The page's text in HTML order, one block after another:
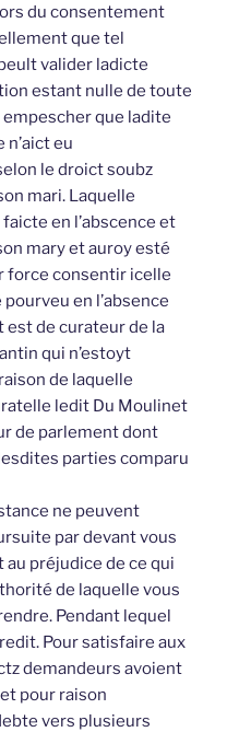
du consentement
que tel
valider ladicte
estant nulle de toute
empescher que ladite
eu
le droict soubz
mari. Laquelle
en l’abscence et
mary et auroy esté
force consentir icelle
en l’absence
de curateur de la
qui n’estoyt
de laquelle
ledit Du Moulinet
de parlement dont
parties comparu
ne peuvent
par devant vous
préjudice de ce qui
de laquelle vous
Pendant lequel
Pour satisfaire aux
demandeurs avoient
pour raison
vers plusieurs